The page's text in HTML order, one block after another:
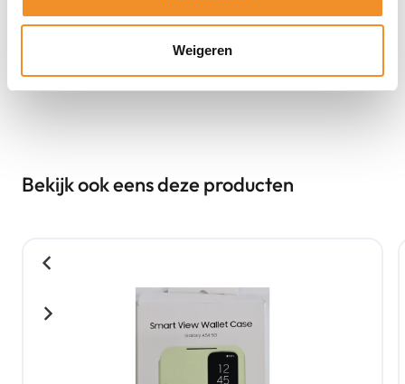
Weigeren
Bekijk ook eens deze producten